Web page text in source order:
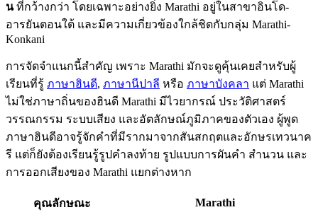
นที่กว้างกว่า โดยเฉพาะอย่างยิ่ง Marathi อยู่ในสาขาอินโด-
อารยันตอนใต้ และมีความเกี่ยวข้องใกล้ชิดกับกลุ่ม Marathi-
Konkani
การจัดจำแนกนี้สำคัญ เพราะ Marathi มักจะดูคุ้นเคยสำหรับผู้
เรียนที่รู้ ภาษาฮินดี, ภาษานีปาลี หรือ ภาษาบังคลา แต่ Marathi
ไม่ใช่ภาษาถิ่นของฮินดี Marathi มีไวยากรณ์ ประวัติศาสตร์
วรรณกรรม ระบบเสียง และอัตลักษณ์ภูมิภาคของตัวเอง ผู้พูด
ภาษาฮินดีอาจรู้จักคำที่มีรากมาจากสันสกฤตและอักษรเทวนาค
รี แต่ก็ยังต้องเรียนรู้รูปคำลงท้าย รูปแบบการผันคำ สำนวน และ
การออกเสียงของ Marathi แยกต่างหาก
คุณลักษณะ Marathi